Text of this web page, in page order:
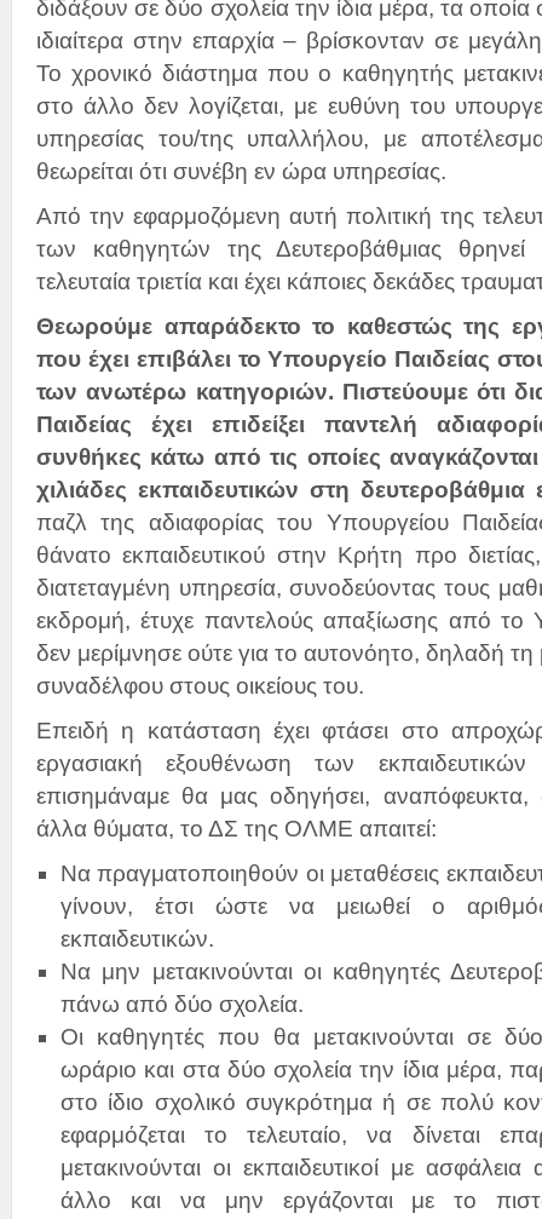
διδάξουν σε δύο σχολεία την ίδια μέρα, τα οποία
ιδιαίτερα στην επαρχία – βρίσκονταν σε
Το χρονικό διάστημα που ο καθηγητής
στο άλλο δεν λογίζεται, με ευθύνη του
υπηρεσίας του/της υπαλλήλου, με
θεωρείται ότι συνέβη εν ώρα υπηρεσίας.
Από την εφαρμοζόμενη αυτή πολιτική της
των καθηγητών της Δευτεροβάθμιας θρηνεί
τελευταία τριετία και έχει κάποιες δεκάδες
Θεωρούμε απαράδεκτο το καθεστώς της
που έχει επιβάλει το Υπουργείο Παιδείας
των ανωτέρω κατηγοριών. Πιστεύουμε ότι
Παιδείας έχει επιδείξει παντελή
συνθήκες κάτω από τις οποίες
χιλιάδες εκπαιδευτικών στη
παζλ της αδιαφορίας του Υπουργείου
θάνατο εκπαιδευτικού στην Κρήτη προ
διατεταγμένη υπηρεσία, συνοδεύοντας τους
εκδρομή, έτυχε παντελούς απαξίωσης από το
δεν μερίμνησε ούτε για το αυτονόητο, δηλαδή
συναδέλφου στους οικείους του.
Επειδή η κατάσταση έχει φτάσει στο
εργασιακή εξουθένωση των
επισημάναμε θα μας οδηγήσει,
άλλα θύματα, το ΔΣ της ΟΛΜΕ απαιτεί:
Να πραγματοποιηθούν οι μεταθέσεις
γίνουν, έτσι ώστε να μειωθεί ο
εκπαιδευτικών.
Να μην μετακινούνται οι καθηγητές
πάνω από δύο σχολεία.
Οι καθηγητές που θα μετακινούνται σε
ωράριο και στα δύο σχολεία την ίδια μέρα,
στο ίδιο σχολικό συγκρότημα ή σε πολύ
εφαρμόζεται το τελευταίο, να δίνεται
μετακινούνται οι εκπαιδευτικοί με
άλλο και να μην εργάζονται με το